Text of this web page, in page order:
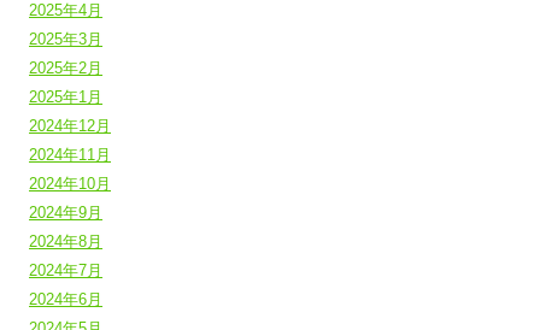
2025年4月
2025年3月
2025年2月
2025年1月
2024年12月
2024年11月
2024年10月
2024年9月
2024年8月
2024年7月
2024年6月